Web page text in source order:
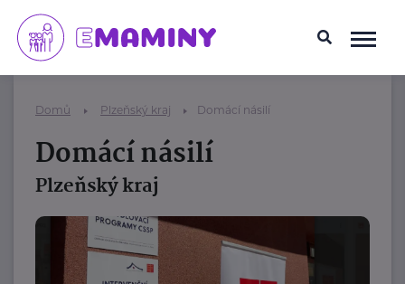
Domů Plzeňský kraj Domácí násilí
Domácí násilí
Plzeňský kraj